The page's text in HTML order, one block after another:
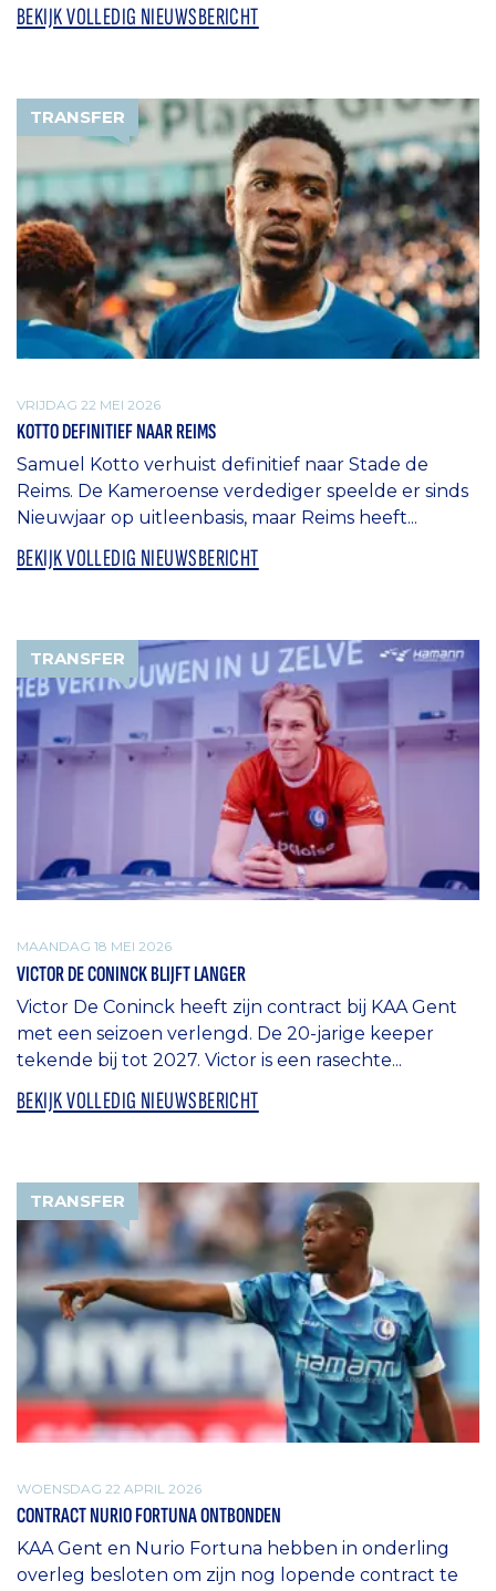
BEKIJK VOLLEDIG NIEUWSBERICHT
TRANSFER
VRIJDAG 22 MEI 2026
KOTTO DEFINITIEF NAAR REIMS
Samuel Kotto verhuist definitief naar Stade de
Reims. De Kameroense verdediger speelde er sinds
Nieuwjaar op uitleenbasis, maar Reims heeft...
BEKIJK VOLLEDIG NIEUWSBERICHT
TRANSFER
MAANDAG 18 MEI 2026
VICTOR DE CONINCK BLIJFT LANGER
Victor De Coninck heeft zijn contract bij KAA Gent
met een seizoen verlengd. De 20-jarige keeper
tekende bij tot 2027. Victor is een rasechte...
BEKIJK VOLLEDIG NIEUWSBERICHT
TRANSFER
WOENSDAG 22 APRIL 2026
CONTRACT NURIO FORTUNA ONTBONDEN
KAA Gent en Nurio Fortuna hebben in onderling
overleg besloten om zijn nog lopende contract te